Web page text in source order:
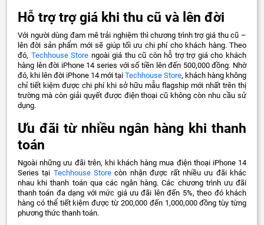
Hỗ trợ trợ giá khi thu cũ và lên đời
Với người dùng đam mê trải nghiệm thì chương trình trợ giá thu cũ –
lên đời sản phẩm mới sẽ giúp tối ưu chi phí cho khách hàng. Theo
đó, Techhouse Store ngoài giá thu cũ còn hỗ trợ trợ giá cho khách
hàng lên đời iPhone 14 series với số tiền lên đến 500,000 đồng. Nhờ
đó, khi lên đời iPhone 14 mới tại Techhouse Store, khách hàng không
chỉ tiết kiệm được chi phí khi sở hữu mẫu flagship mới nhất trên thị
trường mà còn giải quyết được điện thoại cũ không còn nhu cầu sử
dụng.
Ưu đãi từ nhiều ngân hàng khi thanh
toán
Ngoài những ưu đãi trên, khi khách hàng mua điện thoại iPhone 14
Series tại Techhouse Store còn nhận được rất nhiều ưu đãi khác
nhau khi thanh toán qua các ngân hàng. Các chương trình ưu đãi
thanh toán đa dạng với mức giá ưu đãi lên đến 5%, theo đó khách
hàng có thể tiết kiệm được từ 200,000 đến 1,000,000 đồng tùy từng
phương thức thanh toán.